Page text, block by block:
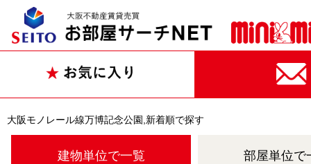
大阪モノレール線万博記念公園,新着順で探す
建物単位で一覧 部屋単位で